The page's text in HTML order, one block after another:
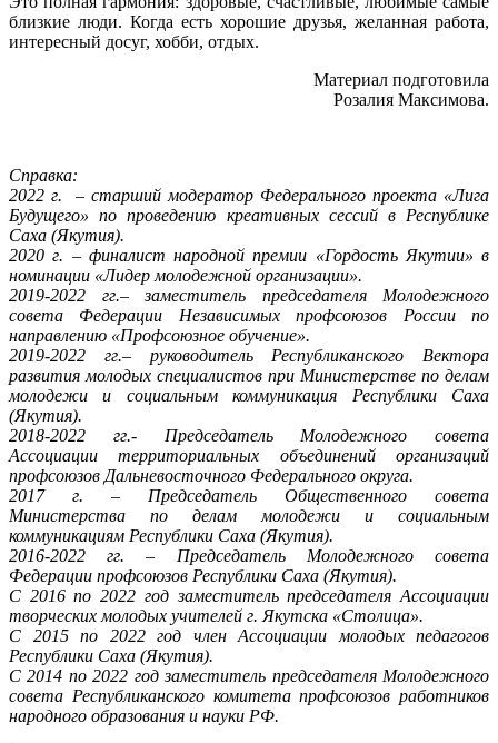
близкие люди. Когда есть хорошие друзья, желанная работа,
интересный досуг, хобби, отдых.
Материал подготовила
Розалия Максимова.
Справка:
2022 г. – старший модератор Федерального проекта «Лига
Будущего» по проведению креативных сессий в Республике
Саха (Якутия).
2020 г. – финалист народной премии «Гордость Якутии» в
номинации «Лидер молодежной организации».
2019-2022 гг.– заместитель председателя Молодежного
совета Федерации Независимых профсоюзов России по
направлению «Профсоюзное обучение».
2019-2022 гг.– руководитель Республиканского Вектора
развития молодых специалистов при Министерстве по делам
молодежи и социальным коммуникация Республики Саха
(Якутия).
2018-2022 гг.- Председатель Молодежного совета
Ассоциации территориальных объединений организаций
профсоюзов Дальневосточного Федерального округа.
2017 г. – Председатель Общественного совета
Министерства по делам молодежи и социальным
коммуникациям Республики Саха (Якутия).
2016-2022 гг. – Председатель Молодежного совета
Федерации профсоюзов Республики Саха (Якутия).
С 2016 по 2022 год заместитель председателя Ассоциации
творческих молодых учителей г. Якутска «Столица».
С 2015 по 2022 год член Ассоциации молодых педагогов
Республики Саха (Якутия).
С 2014 по 2022 год заместитель председателя Молодежного
совета Республиканского комитета профсоюзов работников
народного образования и науки РФ.